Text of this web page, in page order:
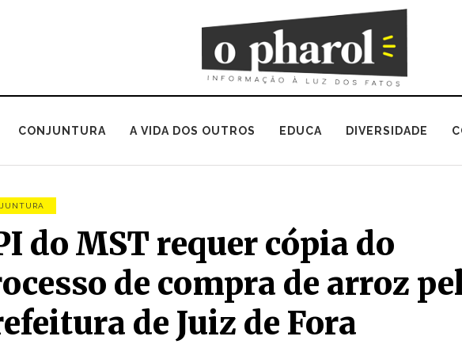
CONJUNTURA A VIDA DOS OUTROS EDUCA DIVERSIDADE
do MST requer cópia do
de compra de arroz
de Juiz de Fora